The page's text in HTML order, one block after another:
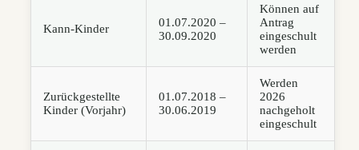
Kann-Kinder
01.07.2020 –
30.09.2020
Können auf
Antrag
eingeschult
werden
Zurückgestellte
Kinder (Vorjahr)
01.07.2018 –
30.06.2019
Werden
2026
nachgeholt
eingeschult